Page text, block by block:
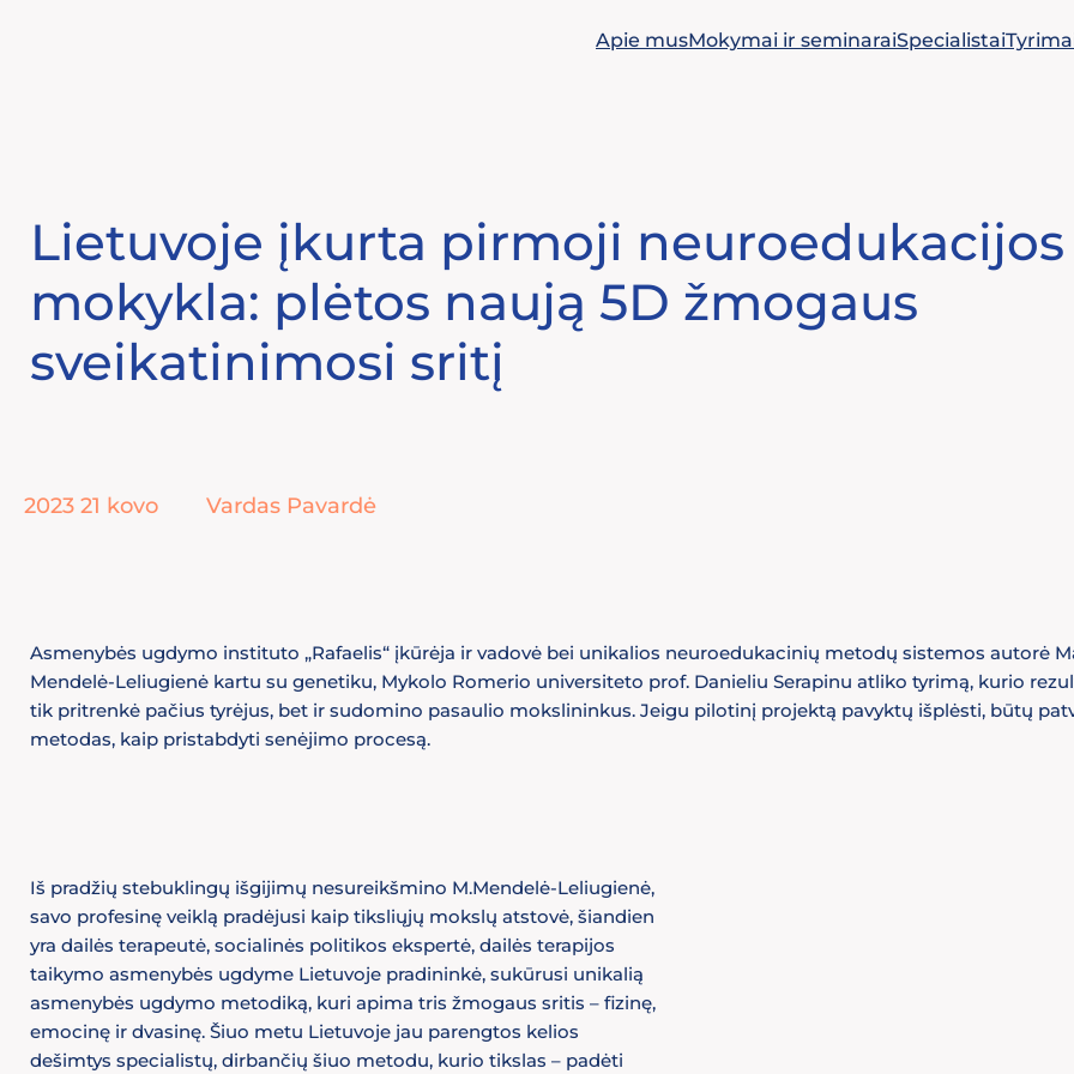
Apie musMokymai ir seminaraiSpecialistai
Lietuvoje įkurta pirmoji neuroedukacijos
mokykla: plėtos naują 5D žmogaus
sveikatinimosi sritį
2023 21 kovo Vardas Pavardė
Asmenybės ugdymo instituto „Rafaelis“ įkūrėja ir vadovė bei unikalios neuroedukacinių metodų sistemos autorė
Mendelė-Leliugienė kartu su genetiku, Mykolo Romerio universiteto prof. Danieliu Serapinu atliko tyrimą, kurio
tik pritrenkė pačius tyrėjus, bet ir sudomino pasaulio mokslininkus. Jeigu pilotinį projektą pavyktų išplėsti, būtų
metodas, kaip pristabdyti senėjimo procesą.
Iš pradžių stebuklingų išgijimų nesureikšmino M.Mendelė-Leliugienė,
savo profesinę veiklą pradėjusi kaip tiksliųjų mokslų atstovė, šiandien
yra dailės terapeutė, socialinės politikos ekspertė, dailės terapijos
taikymo asmenybės ugdyme Lietuvoje pradininkė, sukūrusi unikalią
asmenybės ugdymo metodiką, kuri apima tris žmogaus sritis – fizinę,
emocinę ir dvasinę. Šiuo metu Lietuvoje jau parengtos kelios
dešimtys specialistų, dirbančių šiuo metodu, kurio tikslas – padėti